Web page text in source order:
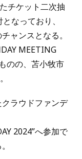
チケット二次抽
なっており、
ャンスとなる。
MEETING
のの、苫小牧市
クラウドファンデ
2024”へ参加で